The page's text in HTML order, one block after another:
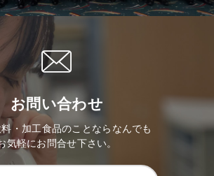
お問い合わせ
・加工食品のことならなんでも
気軽にお問合せ下さい。